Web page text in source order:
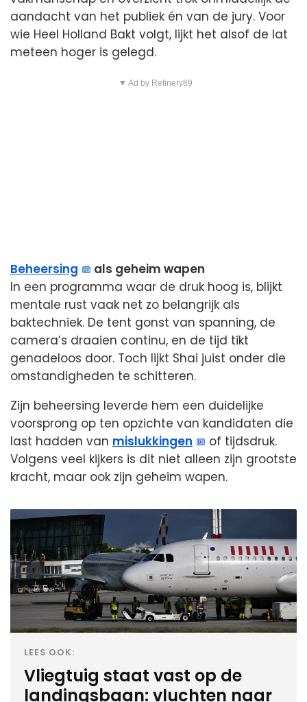
aandacht van het publiek én van de jury. Voor
wie Heel Holland Bakt volgt, lijkt het alsof de lat
meteen hoger is gelegd.
▼ Ad by Refinery89
Beheersing
als geheim wapen
In een programma waar de druk hoog is, blijkt
mentale rust vaak net zo belangrijk als
baktechniek. De tent gonst van spanning, de
camera’s draaien continu, en de tijd tikt
genadeloos door. Toch lijkt Shai juist onder die
omstandigheden te schitteren.
Zijn beheersing leverde hem een duidelijke
voorsprong op ten opzichte van kandidaten die
last hadden van mislukkingen
of tijdsdruk.
Volgens veel kijkers is dit niet alleen zijn grootste
kracht, maar ook zijn geheim wapen.
LEES OOK:
Vliegtuig staat vast op de
landingsbaan: vluchten naar